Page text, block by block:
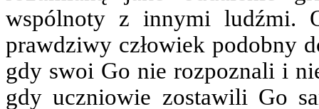
wspólnoty z innymi ludźmi.
prawdziwy człowiek podobny
gdy swoi Go nie rozpoznali i
gdy uczniowie zostawili Go